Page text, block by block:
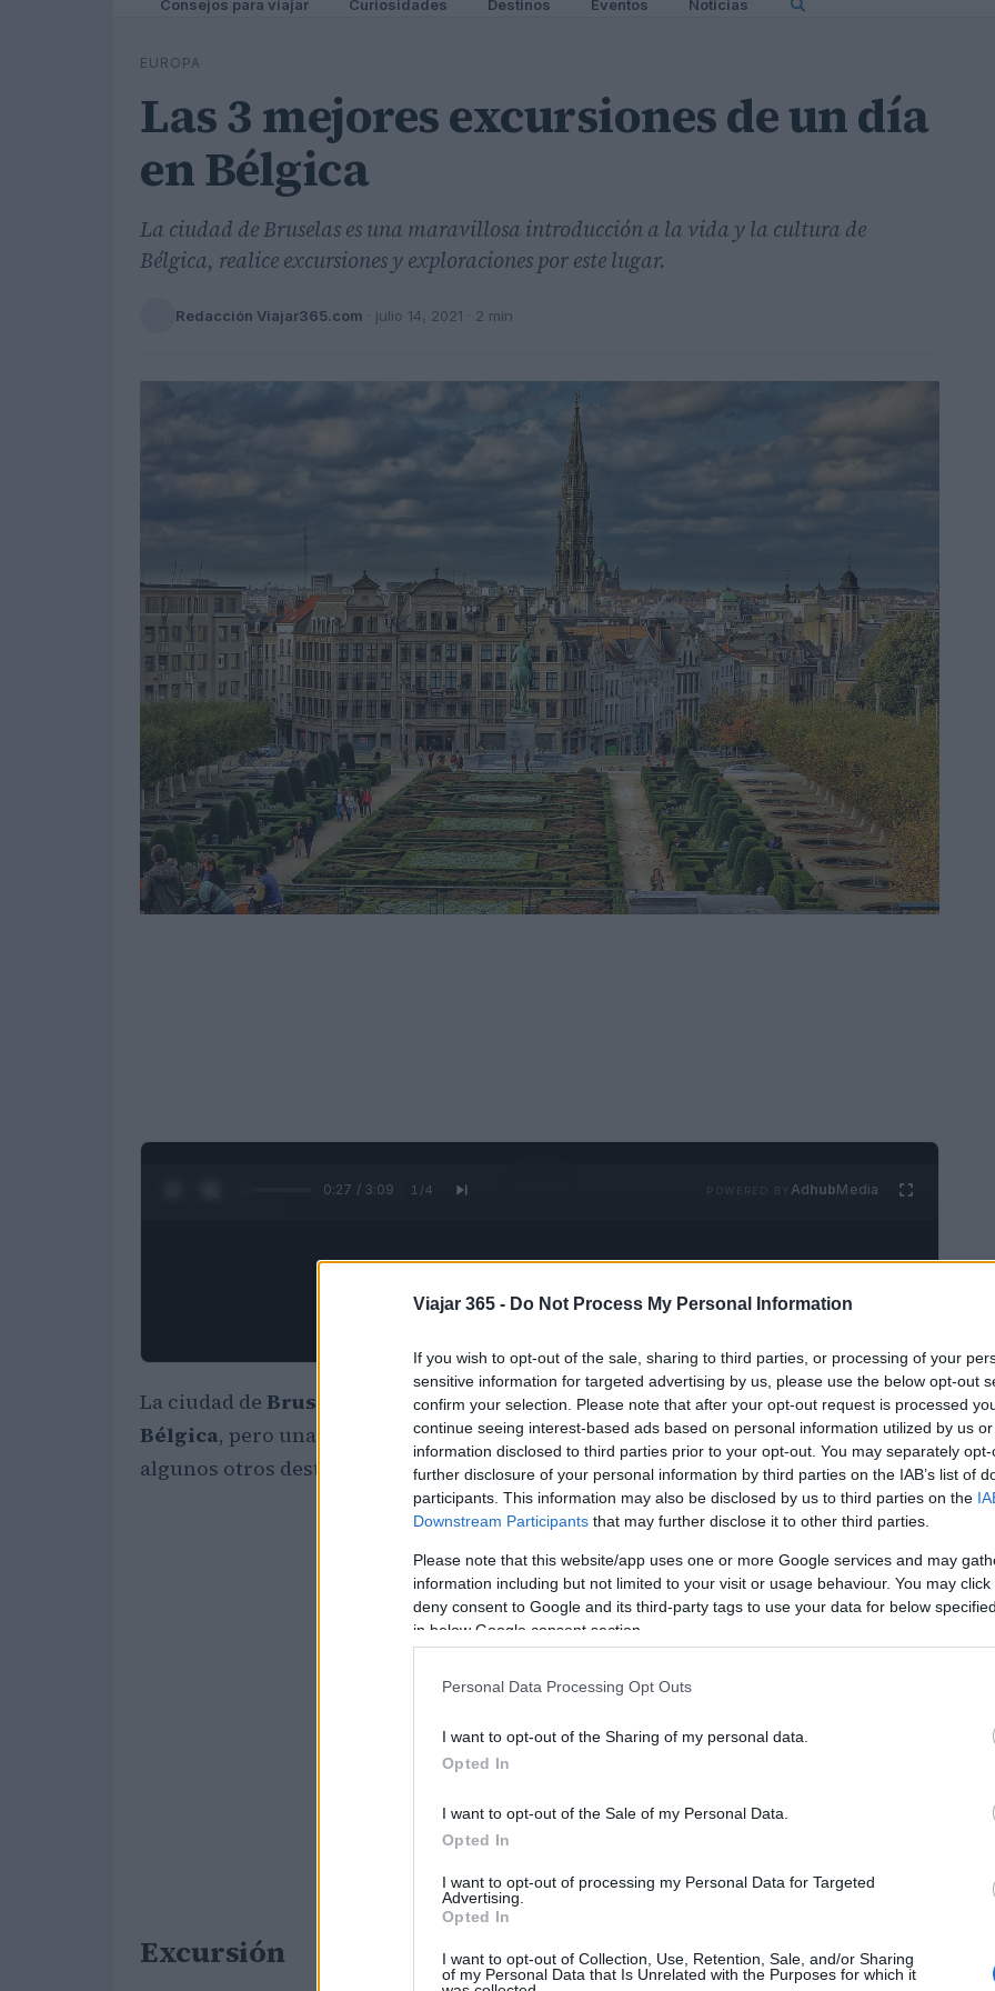
Viajar 365 - Do Not Process My Personal Information
If you wish to opt-out of the sale, sharing to third parties, or processing of your
sensitive information for targeted advertising by us, please use the below opt-out
confirm your selection. Please note that after your opt-out request is processed
continue seeing interest-based ads based on personal information utilized by us
information disclosed to third parties prior to your opt-out. You may separately
further disclosure of your personal information by third parties on the IAB’s list of
participants. This information may also be disclosed by us to third parties on the
Downstream Participants that may further disclose it to other third parties.
Please note that this website/app uses one or more Google services and may
information including but not limited to your visit or usage behaviour. You may
deny consent to Google and its third-party tags to use your data for below
in below Google consent section.
Personal Data Processing Opt Outs
I want to opt-out of the Sharing of my personal data.
Opted In
I want to opt-out of the Sale of my Personal Data.
Opted In
I want to opt-out of processing my Personal Data for Targeted
Advertising.
Opted In
I want to opt-out of Collection, Use, Retention, Sale, and/or Sharing
of my Personal Data that Is Unrelated with the Purposes for which it
Consejos para viajar Curiosidades Destinos Eventos Noticias
EUROPA
Las 3 mejores excursiones de un día
en Bélgica
La ciudad de Bruselas es una maravillosa introducción a la vida y la cultura de
Bélgica, realice excursiones y exploraciones por este lugar.
Redacción Viajar365.com · julio 14, 2021 · 2 min
0:28 / 3:09 1 /4 AdhubMedia
La ciudad de Bruselas
es una maravillosa introducción a la vida y la cultura de
Bélgica, pero una verdadera exploración de la historia del país tiene que incluir
algunos otros destinos, realice excursiones por este lugar.
Excursión